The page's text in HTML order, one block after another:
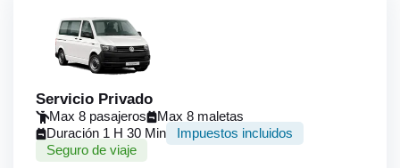
Servicio Privado
Max 8 pasajeros
Max 8 maletas
Duración 1 H 30 Min
Impuestos incluidos
Seguro de viaje